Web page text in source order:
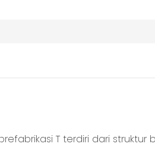
T terdiri dari